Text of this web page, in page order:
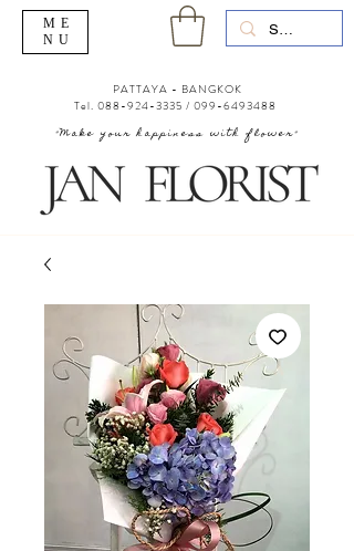
"Make your happiness with flower"
PATTAYA - BANGKOK
Tel. 088-924-3335 / 099-6493488
ME
NU